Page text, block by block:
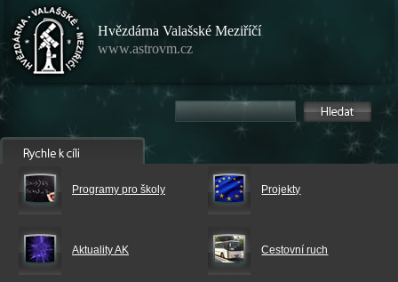
Hvězdárna Valašské Meziříčí
www.astrovm.cz
Programy pro školy Projekty
Aktuality AK Cestovní ruch